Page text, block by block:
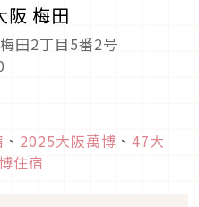
阪 梅田
田2丁目5番2号
、 2025大阪萬博 、 47大
住宿